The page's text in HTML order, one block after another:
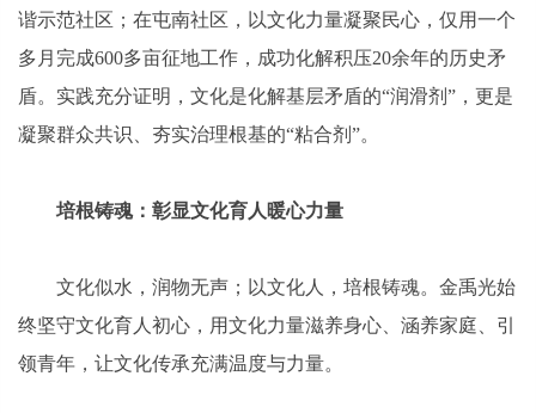
谐示范社区；在屯南社区，以文化力量凝聚民心，仅用一个
多月完成600多亩征地工作，成功化解积压20余年的历史矛
盾。实践充分证明，文化是化解基层矛盾的“润滑剂”，更是
凝聚群众共识、夯实治理根基的“粘合剂”。
培根铸魂：彰显文化育人暖心力量
文化似水，润物无声；以文化人，培根铸魂。金禹光始
终坚守文化育人初心，用文化力量滋养身心、涵养家庭、引
领青年，让文化传承充满温度与力量。